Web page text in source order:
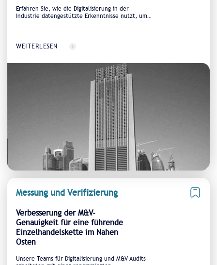
Erfahren Sie, wie die Digitalisierung in der
Industrie datengestützte Erkenntnisse nutzt, um
WEITERLESEN
Messung und Verifizierung
Verbesserung der M&V-
Genauigkeit für eine führende
Einzelhandelskette im Nahen
Osten
Unsere Teams für Digitalisierung und M&V-Audits